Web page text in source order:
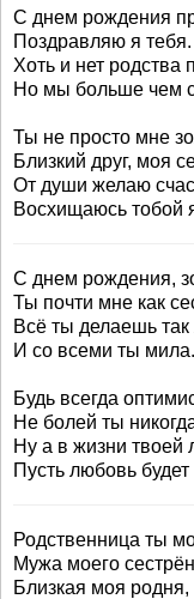
С днем рождения
Поздравляю я тебя.
Хоть и нет родства
Но мы больше чем
Ты не просто мне
Близкий друг, моя
От души желаю
Восхищаюсь тобой
С днем рождения,
Ты почти мне как
Всё ты делаешь так
И со всеми ты мила.
Будь всегда
Не болей ты
Ну а в жизни твоей
Пусть любовь будет
Родственница ты
Мужа моего
Близкая моя родня,